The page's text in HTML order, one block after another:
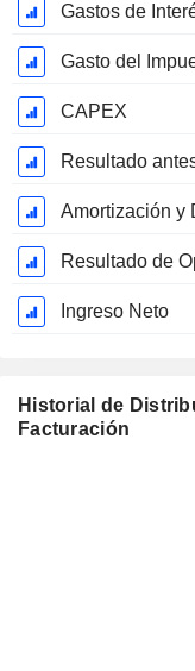
Gastos de
Gasto del
CAPEX
Resultado
Amortización y
Resultado de
Ingreso Neto
Historial de
Facturación